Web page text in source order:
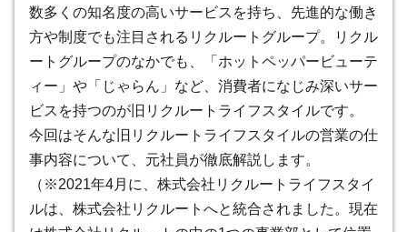
数多くの知名度の高いサービスを持ち、先進的な働き
方や制度でも注目されるリクルートグループ。リクル
ートグループのなかでも、「ホットペッパービューテ
ィー」や「じゃらん」など、消費者になじみ深いサー
ビスを持つのが旧リクルートライフスタイルです。
今回はそんな旧リクルートライフスタイルの営業の仕
事内容について、元社員が徹底解説します。
（※2021年4月に、株式会社リクルートライフスタイ
ルは、株式会社リクルートへと統合されました。現在